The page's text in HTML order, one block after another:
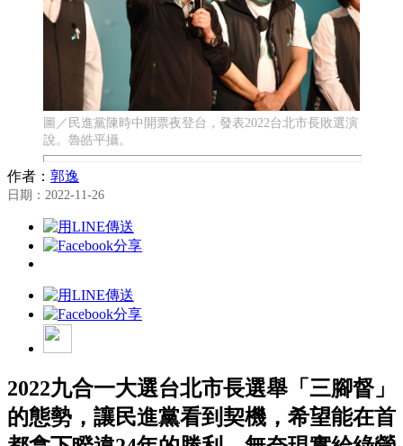
圖／民進黨陳時中開票夜登台，發表2022台北市長敗選演
說。魯皓平攝。
作者： 郭逸
日期：2022-11-26
2022九合一大選台北市長選舉「三腳督」
的態勢，讓民進黨看到契機，希望能在首